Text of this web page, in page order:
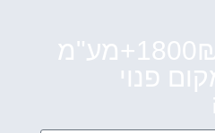
עלות פגישה 1800₪+מע"מ
פנוי